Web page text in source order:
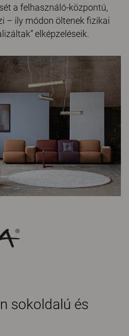
a felhasználó-központú,
– ily módon öltenek fizikai
elképzeléseik.
sokoldalú és